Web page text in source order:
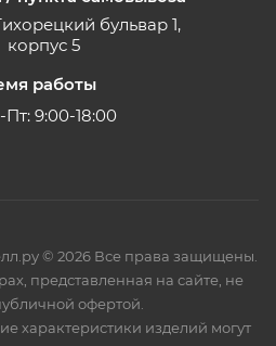
бульвар 1,
корпус 5
работы
9:00-18:00
© 2026 Все права защищены.
представленная на сайте, не
офертой.
характеристики изделий могут